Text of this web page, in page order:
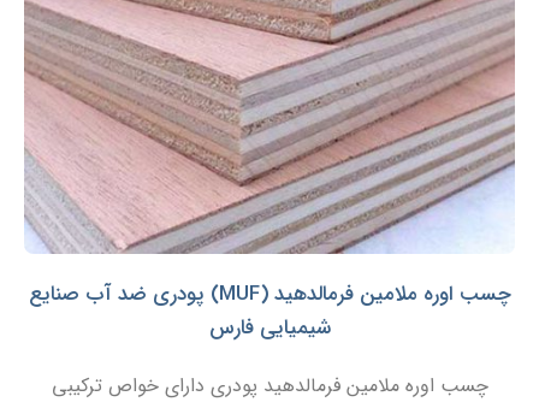
چسب اوره ملامین فرمالدهید (MUF) پودری ضد آب صنایع
شیمیایی فارس
چسب اوره ملامین فرمالدهید پودری دارای خواص ترکیبی